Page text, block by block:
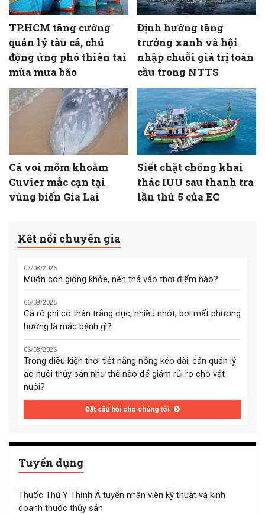
TP.HCM tăng cường
quản lý tàu cá, chủ
động ứng phó thiên tai
mùa mưa bão
Định hướng tăng
trưởng xanh và hội
nhập chuỗi giá trị toàn
cầu trong NTTS
Cá voi mõm khoằm
Cuvier mắc cạn tại
vùng biển Gia Lai
Siết chặt chống khai
thác IUU sau thanh tra
lần thứ 5 của EC
Kết nối chuyên gia
07/08/2026
Muốn con giống khỏe, nên thả vào thời điểm nào?
06/08/2026
Cá rô phi có thân trắng đục, nhiều nhớt, bơi mất phương
hướng là mắc bệnh gì?
06/08/2026
Trong điều kiện thời tiết nắng nóng kéo dài, cần quản lý
ao nuôi thủy sản như thế nào để giảm rủi ro cho vật
nuôi?
Đặt câu hỏi cho chúng tôi
Tuyển dụng
Thuốc Thú Y Thịnh Á tuyển nhân viên kỹ thuật và kinh
doanh thuốc thủy sản